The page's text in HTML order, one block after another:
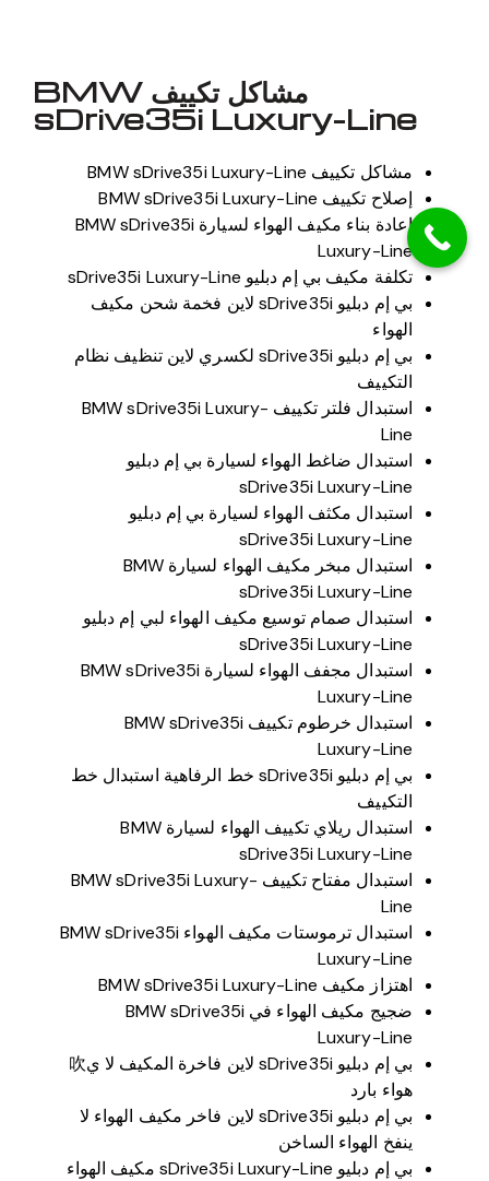
مشاكل تكييف BMW
sDrive35i Luxury-Line
مشاكل تكييف BMW sDrive35i Luxury-Line
إصلاح تكييف BMW sDrive35i Luxury-Line
إعادة بناء مكيف الهواء لسيارة BMW sDrive35i
Luxury-Line
تكلفة مكيف بي إم دبليو sDrive35i Luxury-Line
بي إم دبليو sDrive35i لاين فخمة شحن مكيف
الهواء
بي إم دبليو sDrive35i لكسري لاين تنظيف نظام
التكييف
استبدال فلتر تكييف BMW sDrive35i Luxury-
Line
استبدال ضاغط الهواء لسيارة بي إم دبليو
sDrive35i Luxury-Line
استبدال مكثف الهواء لسيارة بي إم دبليو
sDrive35i Luxury-Line
استبدال مبخر مكيف الهواء لسيارة BMW
sDrive35i Luxury-Line
استبدال صمام توسيع مكيف الهواء لبي إم دبليو
sDrive35i Luxury-Line
استبدال مجفف الهواء لسيارة BMW sDrive35i
Luxury-Line
استبدال خرطوم تكييف BMW sDrive35i
Luxury-Line
بي إم دبليو sDrive35i خط الرفاهية استبدال خط
التكييف
استبدال ريلاي تكييف الهواء لسيارة BMW
sDrive35i Luxury-Line
استبدال مفتاح تكييف BMW sDrive35i Luxury-
Line
استبدال ترموستات مكيف الهواء BMW sDrive35i
Luxury-Line
اهتزاز مكيف BMW sDrive35i Luxury-Line
ضجيج مكيف الهواء في BMW sDrive35i
Luxury-Line
بي إم دبليو sDrive35i لاين فاخرة المكيف لا ي吹
هواء بارد
بي إم دبليو sDrive35i لاين فاخر مكيف الهواء لا
ينفخ الهواء الساخن
بي إم دبليو sDrive35i Luxury-Line مكيف الهواء